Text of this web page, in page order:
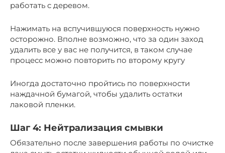
работать с деревом.
Нажимать на вспучившуюся поверхность нужно
осторожно. Вполне возможно, что за один заход
удалить все у вас не получится, в таком случае
процесс можно повторить по второму кругу
Иногда достаточно пройтись по поверхности
наждачной бумагой, чтобы удалить остатки
лаковой пленки.
Шаг 4: Нейтрализация смывки
Обязательно после завершения работы по очистке